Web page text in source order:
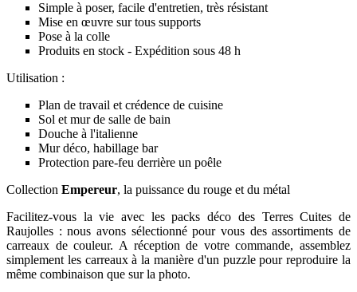
Simple à poser, facile d'entretien, très résistant
Mise en œuvre sur tous supports
Pose à la colle
Produits en stock - Expédition sous 48 h
Utilisation :
Plan de travail et crédence de cuisine
Sol et mur de salle de bain
Douche à l'italienne
Mur déco, habillage bar
Protection pare-feu derrière un poêle
Collection Empereur, la puissance du rouge et du métal
Facilitez-vous la vie avec les packs déco des Terres Cuites de
Raujolles : nous avons sélectionné pour vous des assortiments de
carreaux de couleur. A réception de votre commande, assemblez
simplement les carreaux à la manière d'un puzzle pour reproduire la
même combinaison que sur la photo.